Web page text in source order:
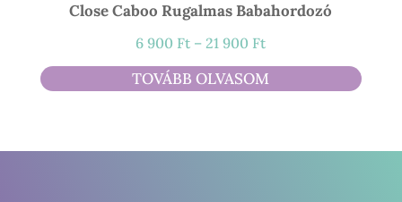
Close Caboo Rugalmas Babahordozó
6 900 Ft – 21 900 FtÁrtartomány:
6
900 Ft
TOVÁBB OLVASOM